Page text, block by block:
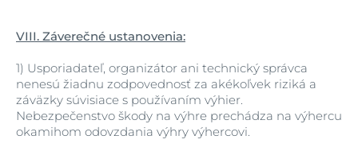
VIII. Záverečné ustanovenia:
1) Usporiadateľ, organizátor ani technický správca
nenesú žiadnu zodpovednosť za akékoľvek riziká a
záväzky súvisiace s používaním výhier.
Nebezpečenstvo škody na výhre prechádza na výhercu
okamihom odovzdania výhry výhercovi.